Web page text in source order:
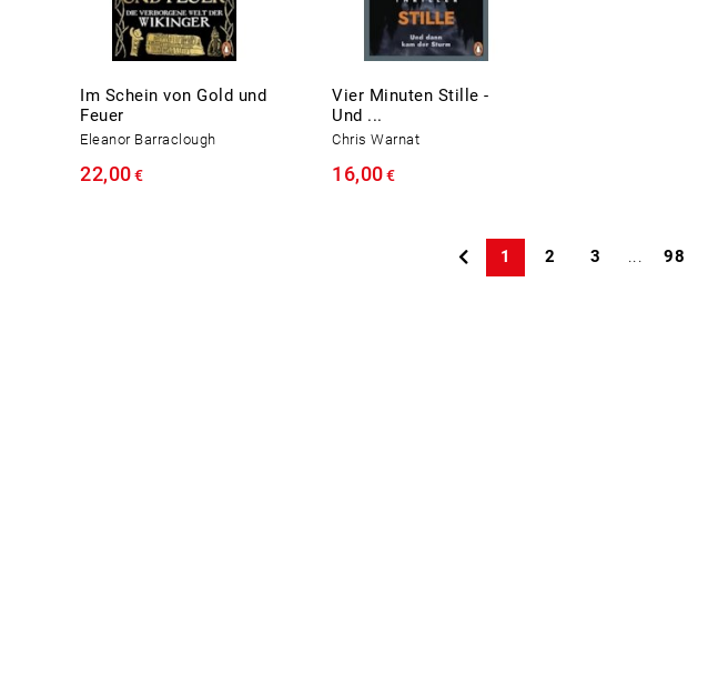
Im Schein von Gold und
Feuer
Eleanor Barraclough
22,00€
Vier Minuten Stille -
Und ...
Chris Warnat
16,00 €
1 2 3 ... 98